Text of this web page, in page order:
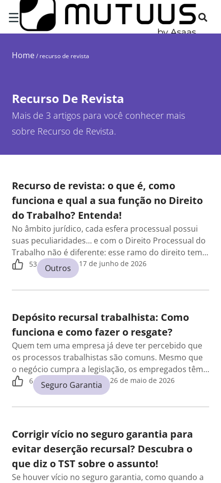
☰
Home/ recurso de revista
Recurso De Revista
Mais de 3 artigos para você conhecer mais
sobre Recurso de Revista.
Recurso de revista: o que é, como
funciona e qual a sua função no Direito
do Trabalho? Entenda!
No âmbito jurídico, cada esfera processual possui
suas peculiaridades… e com o Direito Processual do
Trabalho não é diferente: esse ramo do direito tem…
53 Outros 17 de junho de 2026
Depósito recursal trabalhista: Como
funciona e como fazer o resgate?
Quem tem uma empresa já deve ter percebido que
os processos trabalhistas são comuns. Mesmo que
o negócio cumpra a legislação, os empregados têm…
6 Seguro Garantia 26 de maio de 2026
Corrigir vício no seguro garantia para
evitar deserção recursal? Descubra o
que diz o TST sobre o assunto!
Se houver vício no seguro garantia, como quando a